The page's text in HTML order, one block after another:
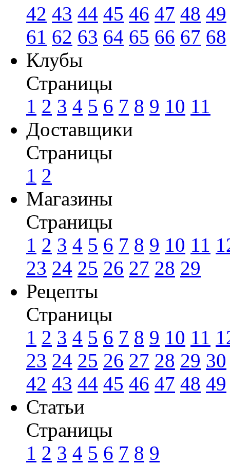
42 43 44 45 46 47 48 49
61 62 63 64 65 66 67 68
Клубы
Страницы
1 2 3 4 5 6 7 8 9 10 11
Доставщики
Страницы
1 2
Магазины
Страницы
1 2 3 4 5 6 7 8 9 10 11
23 24 25 26 27 28 29
Рецепты
Страницы
1 2 3 4 5 6 7 8 9 10 11
23 24 25 26 27 28 29 30
42 43 44 45 46 47 48 49
Статьи
Страницы
1 2 3 4 5 6 7 8 9